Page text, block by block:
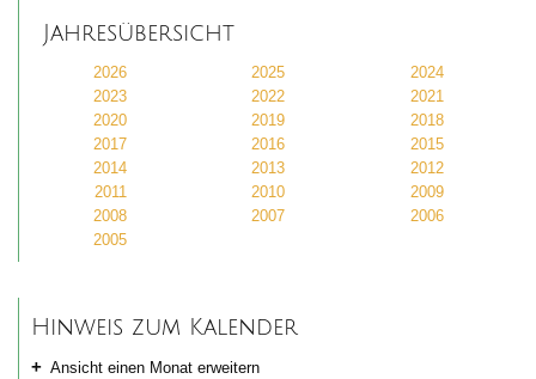
Jahresübersicht
2026 2025
2024
2023
2022
2021
2020
2019
2018
2017
2016
2015
2014
2013
2012
2011
2010
2009
2008
2007
2006
2005
Hinweis zum Kalender
+ Ansicht einen Monat erweitern